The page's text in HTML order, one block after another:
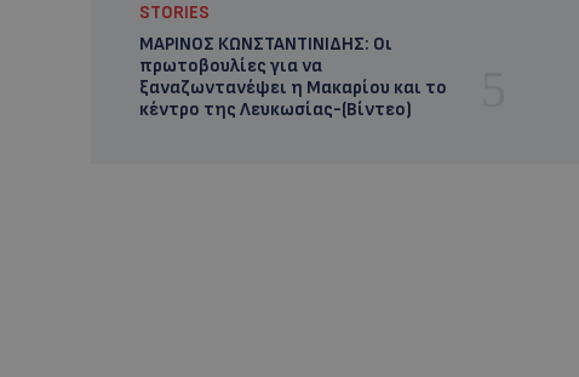
STORIES
ΜΑΡΙΝΟΣ ΚΩΝΣΤΑΝΤΙΝΙΔΗΣ: Οι
πρωτοβουλίες για να
ξαναζωντανέψει η Μακαρίου και το
κέντρο της Λευκωσίας-(Βίντεο)